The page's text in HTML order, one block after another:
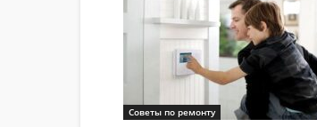
Советы по ремонту